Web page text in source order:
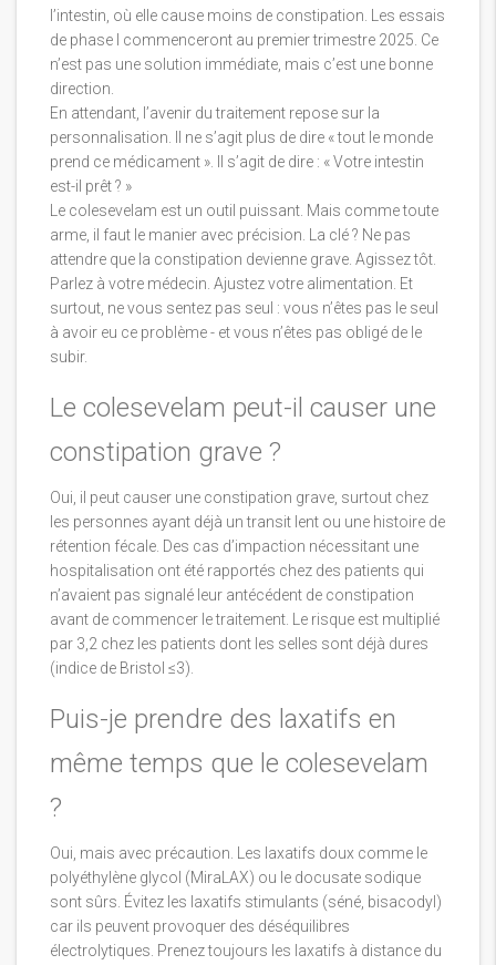
l’intestin, où elle cause moins de constipation. Les essais
de phase I commenceront au premier trimestre 2025. Ce
n’est pas une solution immédiate, mais c’est une bonne
direction.
En attendant, l’avenir du traitement repose sur la
personnalisation. Il ne s’agit plus de dire « tout le monde
prend ce médicament ». Il s’agit de dire : « Votre intestin
est-il prêt ? »
Le colesevelam est un outil puissant. Mais comme toute
arme, il faut le manier avec précision. La clé ? Ne pas
attendre que la constipation devienne grave. Agissez tôt.
Parlez à votre médecin. Ajustez votre alimentation. Et
surtout, ne vous sentez pas seul : vous n’êtes pas le seul
à avoir eu ce problème - et vous n’êtes pas obligé de le
subir.
Le colesevelam peut-il causer une
constipation grave ?
Oui, il peut causer une constipation grave, surtout chez
les personnes ayant déjà un transit lent ou une histoire de
rétention fécale. Des cas d’impaction nécessitant une
hospitalisation ont été rapportés chez des patients qui
n’avaient pas signalé leur antécédent de constipation
avant de commencer le traitement. Le risque est multiplié
par 3,2 chez les patients dont les selles sont déjà dures
(indice de Bristol ≤3).
Puis-je prendre des laxatifs en
même temps que le colesevelam
?
Oui, mais avec précaution. Les laxatifs doux comme le
polyéthylène glycol (MiraLAX) ou le docusate sodique
sont sûrs. Évitez les laxatifs stimulants (séné, bisacodyl)
car ils peuvent provoquer des déséquilibres
électrolytiques. Prenez toujours les laxatifs à distance du